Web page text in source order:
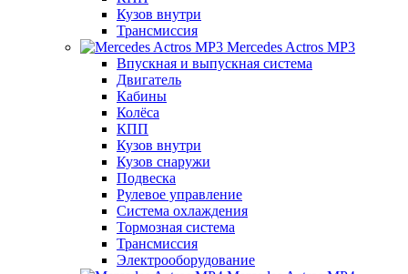
Кузов внутри
Трансмиссия
Mercedes Actros MP3
Впускная и выпускная система
Двигатель
Кабины
Колёса
КПП
Кузов внутри
Кузов снаружи
Подвеска
Рулевое управление
Система охлаждения
Тормозная система
Трансмиссия
Электрооборудование